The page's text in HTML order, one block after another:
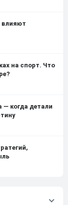
влияют
на спорт. Что
— когда детали